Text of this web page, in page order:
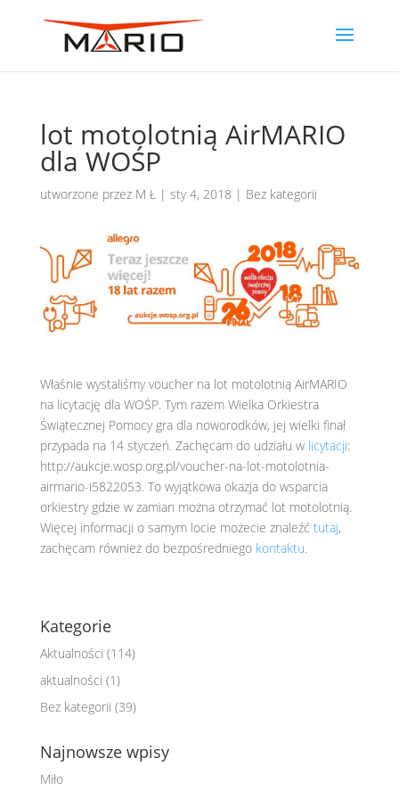
lot motolotnią AirMARIO
dla WOŚP
utworzone przez M Ł| sty 4, 2018 | Bez kategorii
Właśnie wystaliśmy voucher na lot motolotnią AirMARIO
na licytację dla WOŚP. Tym razem Wielka Orkiestra
Świątecznej Pomocy gra dla noworodków, jej wielki finał
przypada na 14 styczeń. Zachęcam do udziału w licytacji:
http://aukcje.wosp.org.pl/voucher-na-lot-motolotnia-
airmario-i5822053. To wyjątkowa okazja do wsparcia
orkiestry gdzie w zamian można otrzymać lot motolotnią.
Więcej informacji o samym locie możecie znaleźć tutaj,
zachęcam również do bezpośredniego kontaktu.
Kategorie
Aktualności (114)
aktualności (1)
Bez kategorii (39)
Najnowsze wpisy
Miło